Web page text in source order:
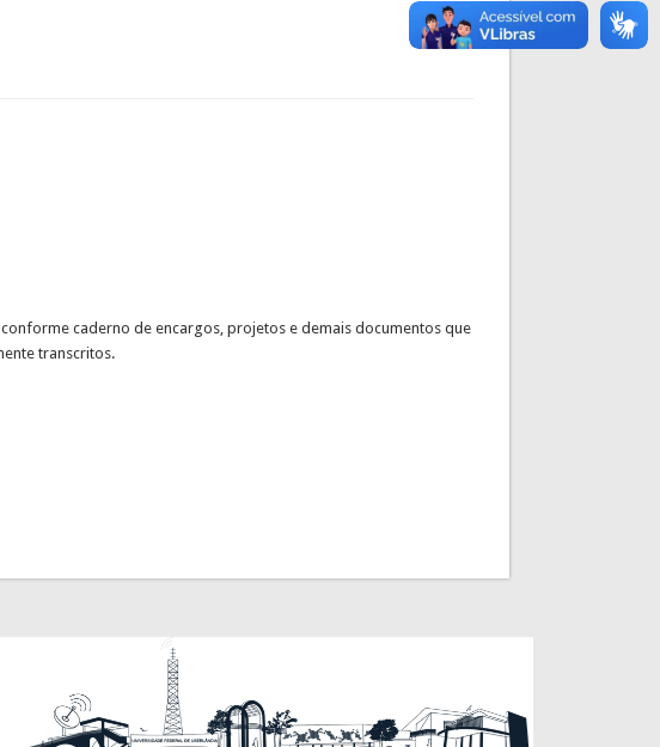
caderno de encargos, projetos e demais documentos que
transcritos.